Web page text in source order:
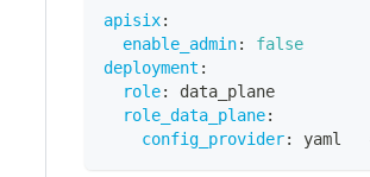
apisix:
enable_admin:
false
deployment :
role:
data_plane
role_data_plane:
config_provider: yaml